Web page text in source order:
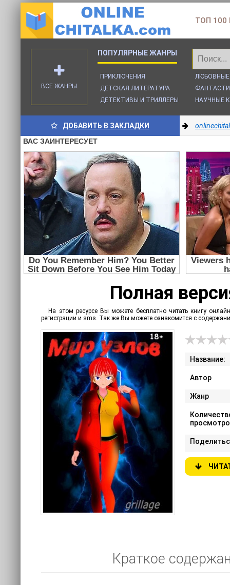
ТОП 100
ПРИКЛЮЧЕНИЯ
ДЕТСКАЯ ЛИТЕРАТУРА
ДЕТЕКТИВЫ И ТРИЛЛЕРЫ
НАУЧНЫЕ
ВСЕ ЖАНРЫ
ДОБАВИТЬ В ЗАКЛАДКИ
Полная
На этом ресурсе Вы можете бесплатно читать книгу
регистрации и sms. Так же Вы можете ознакомится с
Название:
Автор
Жанр
Краткое